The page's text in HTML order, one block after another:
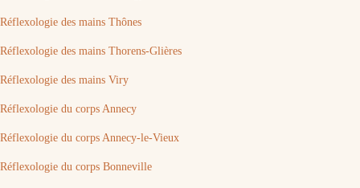
Réflexologie des mains Thônes
Réflexologie des mains Thorens-Glières
Réflexologie des mains Viry
Réflexologie du corps Annecy
Réflexologie du corps Annecy-le-Vieux
Réflexologie du corps Bonneville